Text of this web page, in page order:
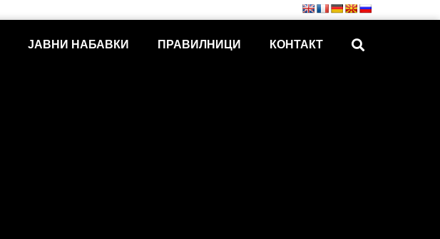
ЈАВНИ НАБАВКИ ПРАВИЛНИЦИ КОНТАКТ